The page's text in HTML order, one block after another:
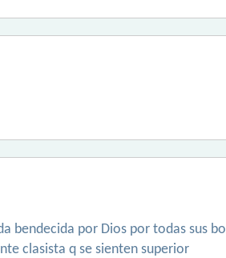
bendecida por Dios por todas sus
clasista q se sienten superior